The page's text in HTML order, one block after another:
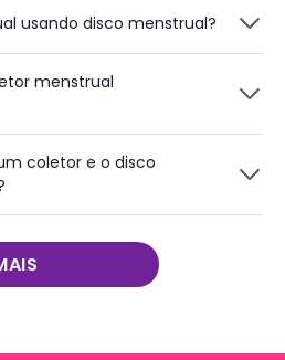
usando disco menstrual?
menstrual
coletor e o disco